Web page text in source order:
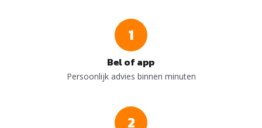
1
Bel of app
Persoonlijk advies binnen minuten
2